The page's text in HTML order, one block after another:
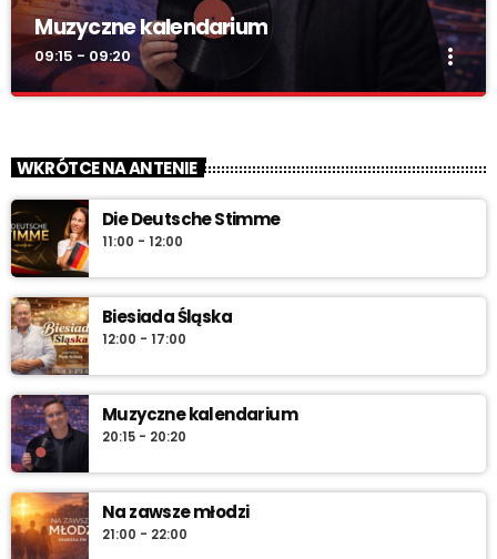
Muzyczne kalendarium
09:15 - 09:20 more_vert
Muzyczne kalendarium – Twoja codzienna pigułka historii
muzyki. Rocznice, premiery, anegdoty i najlepsze brzmienia –
pon.–sob. 7:45 i 12:45, w niedzielę 7:45 + dłuższa wersja po
10:00. Włącz i sprawdź „co dziś gra historia”.
WKRÓTCE NA ANTENIE
Die Deutsche Stimme
11:00 - 12:00
Biesiada Śląska
12:00 - 17:00
Muzyczne kalendarium
20:15 - 20:20
Na zawsze młodzi
21:00 - 22:00